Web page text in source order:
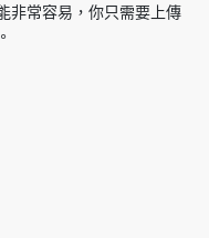
以與任何 Web 瀏覽器一
性。文件與我們完全保